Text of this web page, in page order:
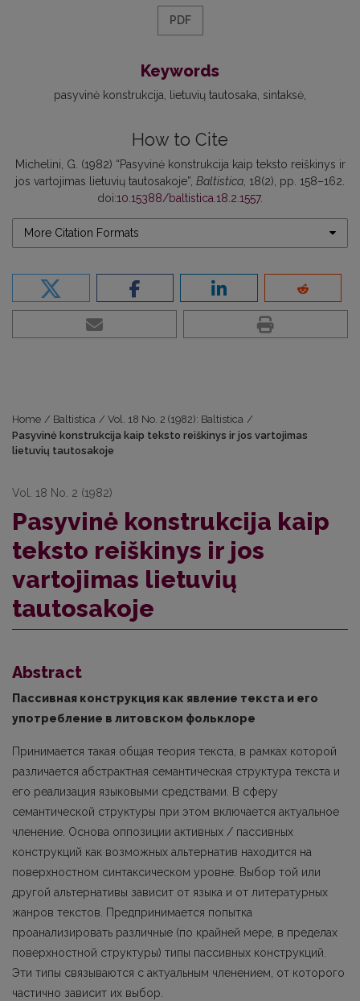
PDF
Keywords
pasyvinė konstrukcija lietuvių tautosaka sintaksė
How to Cite
Michelini, G. (1982) “Pasyvinė konstrukcija kaip teksto reiškinys ir
jos vartojimas lietuvių tautosakoje”, Baltistica , 18(2), pp. 158–162.
doi:10.15388/baltistica.18.2.1557.
More Citation Formats
Home / Baltistica / Vol. 18 No. 2 (1982): Baltistica /
Pasyvinė konstrukcija kaip teksto reiškinys ir jos vartojimas
lietuvių tautosakoje
Vol. 18 No. 2 (1982)
Pasyvinė konstrukcija kaip
teksto reiškinys ir jos
vartojimas lietuvių
tautosakoje
Abstract
Пассивная конструкция как явление текста и его
употребление в литовском фольклоре
Принимается такая общая теория текста, в рамках которой
различается абстрактная семантическая структура текста и
его реализация языковыми средствами. В сферу
семантической структуры при этом включается актуальное
членение. Основа оппозиции активных / пассивных
конструкций как возможных альтернатив находится на
поверхностном синтак­сическом уровне. Выбор той или
другой альтернативы зависит от языка и от литературных
жанров текстов. Предпринимается попытка
проанализировать различные (по крайней мере, в пределах
поверхностной структуры) типы пассивных конструкций.
Эти типы связыва­ются с актуальным членением, от которого
частично зависит их выбор.